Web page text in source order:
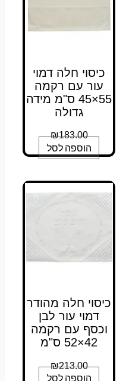
כיסוי חלה דמוי
עור עם רקמה
55×45 ס"מ מידה
גדולה
₪183.00
הוספה לסל
כיסוי חלה מהודר
דמוי עור לבן
וכסף עם רקמה
42×52 ס"מ
₪213.00
הוספה לסל